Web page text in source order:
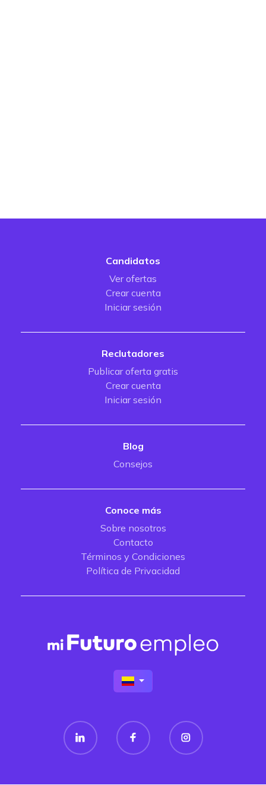
Candidatos
Ver ofertas
Crear cuenta
Iniciar sesión
Reclutadores
Publicar oferta gratis
Crear cuenta
Iniciar sesión
Blog
Consejos
Conoce más
Sobre nosotros
Contacto
Términos y Condiciones
Política de Privacidad